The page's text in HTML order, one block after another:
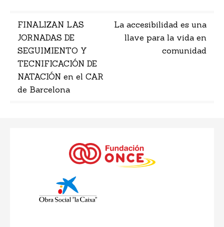
Navegación
de
entradas
FINALIZAN LAS
JORNADAS DE
SEGUIMIENTO Y
TECNIFICACIÓN DE
NATACIÓN en el CAR
de Barcelona
La accesibilidad es una
llave para la vida en
comunidad